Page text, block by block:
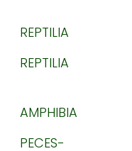
REPTILIA
REPTILIA
AMPHIBIA
PECES-